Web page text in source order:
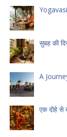
सुबह की
A
एक दोहे से